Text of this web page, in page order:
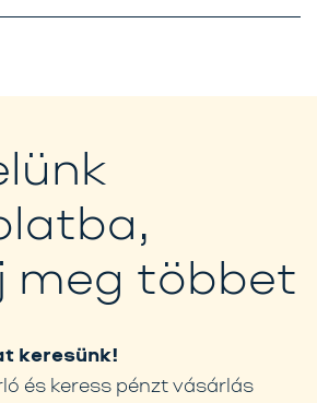
meg többet
keresünk!
és keress pénzt vásárlás